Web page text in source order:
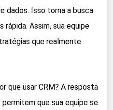
dados. Isso torna a busca
Assim, sua equipe
que realmente
que usar CRM? A resposta
que sua equipe se